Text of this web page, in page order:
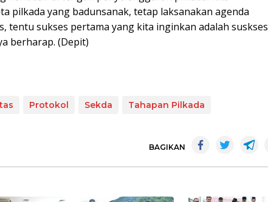
pilkada yang badunsanak, tetap laksanakan agenda
tentu sukses pertama yang kita inginkan adalah suskses
berharap. (Depit)
Protokol Sekda Tahapan Pilkada
BAGIKAN